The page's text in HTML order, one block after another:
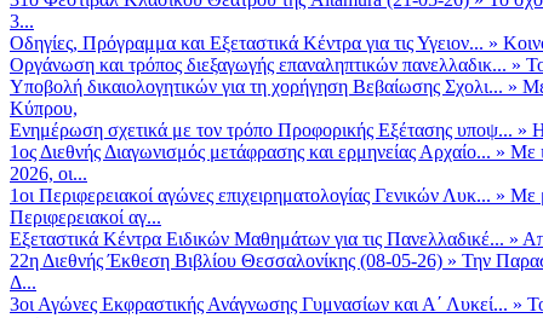
3...
Οδηγίες, Πρόγραμμα και Εξεταστικά Κέντρα για τις Υγειον... »
Οργάνωση και τρόπος διεξαγωγής επαναληπτικών πανελλαδικ... »
Υποβολή δικαιολογητικών για τη χορήγηση Βεβαίωσης Σχολι... »
Κύπρου,
Ενημέρωση σχετικά με τον τρόπο Προφορικής Εξέτασης υποψ... »
1ος Διεθνής Διαγωνισμός μετάφρασης και ερμηνείας Αρχαίο... » Με
2026, οι...
1οι Περιφερειακοί αγώνες επιχειρηματολογίας Γενικών Λυκ... » Με
Περιφερειακοί αγ...
Εξεταστικά Κέντρα Ειδικών Μαθημάτων για τις Πανελλαδικέ... »
22η Διεθνής Έκθεση Βιβλίου Θεσσαλονίκης (08-05-26) » Την
Δ...
3οι Αγώνες Εκφραστικής Ανάγνωσης Γυμνασίων και Α΄ Λυκεί... »